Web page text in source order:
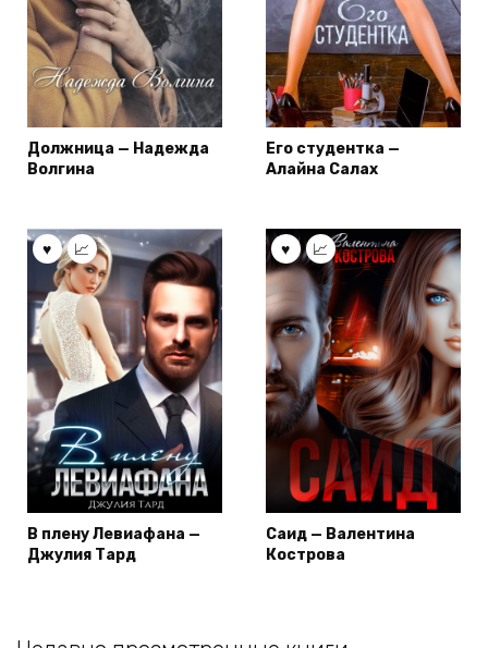
Должница — Надежда
Волгина
Его студентка —
Алайна Салах
В плену Левиафана —
Джулия Тард
Саид — Валентина
Кострова